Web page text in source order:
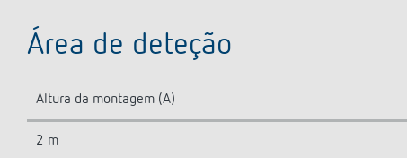
Área de deteção
Altura da montagem (A)
2 m